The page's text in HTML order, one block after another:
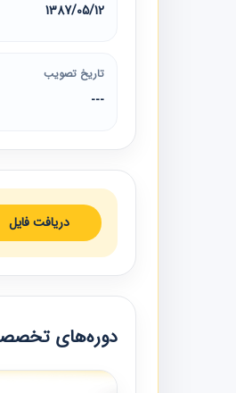
1387/05/12
تاریخ تصویب
---
دریافت فایل
دوره‌های